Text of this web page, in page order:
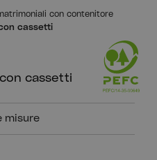
con contenitore
cassetti
cassetti
misure